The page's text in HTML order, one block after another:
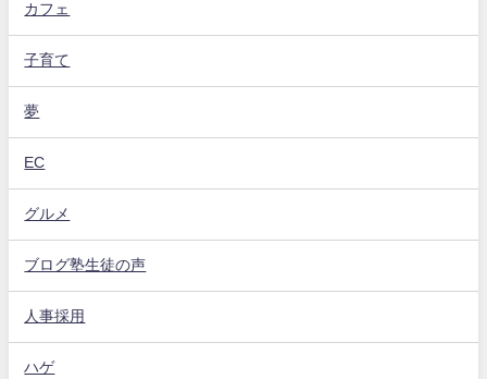
カフェ
子育て
夢
EC
グルメ
ブログ塾生徒の声
人事採用
ハゲ